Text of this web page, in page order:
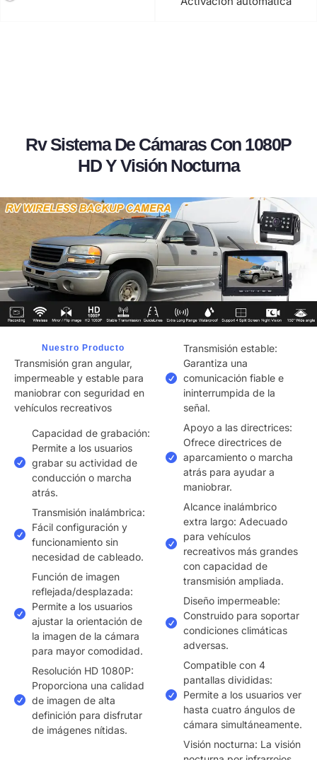
Rv Sistema De Cámaras Con 1080P
HD Y Visión Nocturna
Nuestro Producto
Transmisión gran angular,
impermeable y estable para
maniobrar con seguridad en
vehículos recreativos
Capacidad de grabación:
Permite a los usuarios
grabar su actividad de
conducción o marcha
atrás.
Transmisión inalámbrica:
Fácil configuración y
funcionamiento sin
necesidad de cableado.
Función de imagen
reflejada/desplazada:
Permite a los usuarios
ajustar la orientación de
la imagen de la cámara
para mayor comodidad.
Resolución HD 1080P:
Proporciona una calidad
de imagen de alta
definición para disfrutar
de imágenes nítidas.
Transmisión estable:
Garantiza una
comunicación fiable e
ininterrumpida de la
señal.
Apoyo a las directrices:
Ofrece directrices de
aparcamiento o marcha
atrás para ayudar a
maniobrar.
Alcance inalámbrico
extra largo: Adecuado
para vehículos
recreativos más grandes
con capacidad de
transmisión ampliada.
Diseño impermeable:
Construido para soportar
condiciones climáticas
adversas.
Compatible con 4
pantallas divididas:
Permite a los usuarios ver
hasta cuatro ángulos de
cámara simultáneamente.
Visión nocturna: La visión